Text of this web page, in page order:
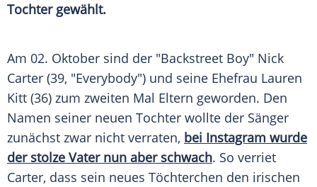
Tochter gewählt.
Am 02. Oktober sind der "Backstreet Boy" Nick
Carter (39, "Everybody") und seine Ehefrau Lauren
Kitt (36) zum zweiten Mal Eltern geworden. Den
Namen seiner neuen Tochter wollte der Sänger
zunächst zwar nicht verraten, bei Instagram wurde
der stolze Vater nun aber schwach. So verriet
Carter, dass sein neues Töchterchen den irischen